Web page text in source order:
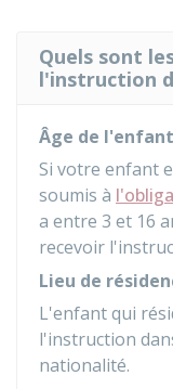
Quels sont
l'instruction
Âge de l'enfant
Si votre enfant
soumis à
a entre 3 et 16
recevoir
Lieu de
L'enfant qui
l'instruction
nationalité.